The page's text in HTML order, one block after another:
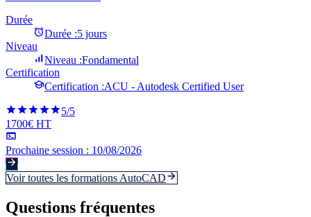
Durée
Durée :5 jours
Niveau
Niveau :Fondamental
Certification
Certification :ACU - Autodesk Certified User
5/5
1700€ HT
Prochaine session : 10/08/2026
Voir toutes les formations AutoCAD
Questions fréquentes